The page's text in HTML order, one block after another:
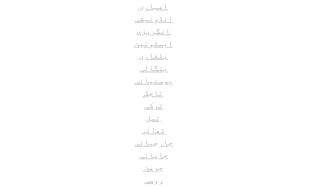
امہاری
انڈونیشی
انگریزی
ایسٹونین
بلغاری
بنگالی
بوسنیائی
تاجک
ترکی
تمل
تھائی
جارجیائی
جاپانی
جرمن
روسی